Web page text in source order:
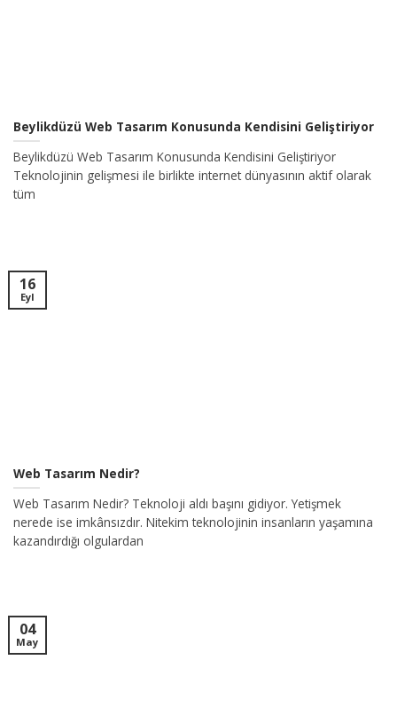
Beylikdüzü Web Tasarım Konusunda Kendisini Geliştiriyor
Beylikdüzü Web Tasarım Konusunda Kendisini Geliştiriyor
Teknolojinin gelişmesi ile birlikte internet dünyasının aktif olarak
tüm
Web Tasarım Nedir?
Web Tasarım Nedir? Teknoloji aldı başını gidiyor. Yetişmek
nerede ise imkânsızdır. Nitekim teknolojinin insanların yaşamına
kazandırdığı olgulardan
16
Eyl
04
May